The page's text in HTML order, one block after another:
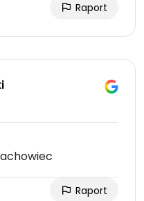
Raport
Raport